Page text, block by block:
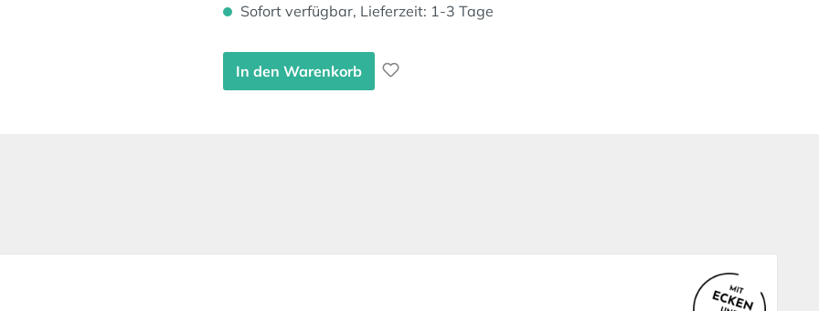
Sofort verfügbar, Lieferzeit: 1-3 Tage
In den Warenkorb